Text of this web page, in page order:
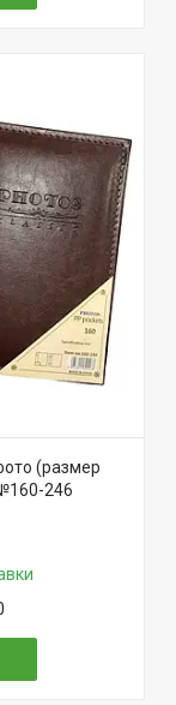
(размер
246